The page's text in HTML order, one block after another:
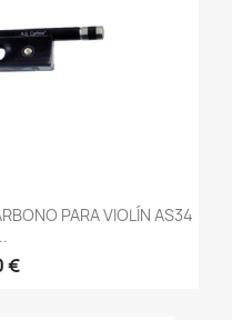
PARA VIOLÍN AS34
€